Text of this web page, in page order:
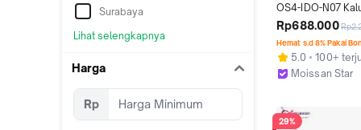
Surabaya
Lihat selengkapnya
Harga
Rp
OS4-IDO-N07
Wanita Moissan
Premium Silver
Dilapisi Emas Putih
Sertifikat GRA Asli
High Quality Anti
Karat Berubah
Rp688.000
Hemat s.d 8% Pakai
5.0
100+
Moissan Star
29%